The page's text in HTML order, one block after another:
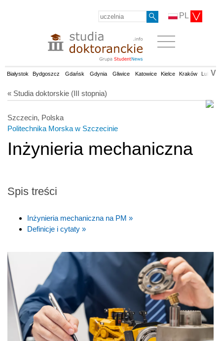
PL
Białystok Bydgoszcz Gdańsk Gdynia Gliwice Katowice Kielce Kraków Lublin
V
« Studia doktorskie (III stopnia)
Szczecin, Polska
Politechnika Morska w Szczecinie
Inżynieria mechaniczna
Spis treści
Inżynieria mechaniczna na PM »
Definicje i cytaty »